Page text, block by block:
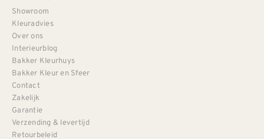
Showroom
Kleuradvies
Over ons
Interieurblog
Bakker Kleurhuys
Bakker Kleur en Sfeer
Contact
Zakelijk
Garantie
Verzending & levertijd
Retourbeleid